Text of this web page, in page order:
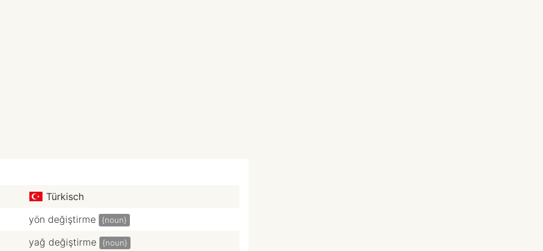
Türkisch
yön değiştirme {noun}
yağ değiştirme {noun}